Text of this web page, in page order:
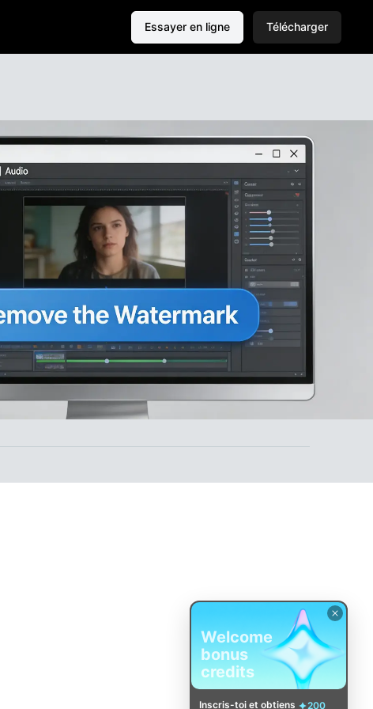
Essayer en ligne Télécharger
Welcome
bonus
credits
Inscris-toi et obtiens 200